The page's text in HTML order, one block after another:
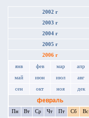
2002 г
2003 г
2004 г
2005 г
2006 г
янв фев мар апр
май июн июл авг
сен окт ноя дек
февраль
Пн Вт Ср Чт Пт Сб
Вс